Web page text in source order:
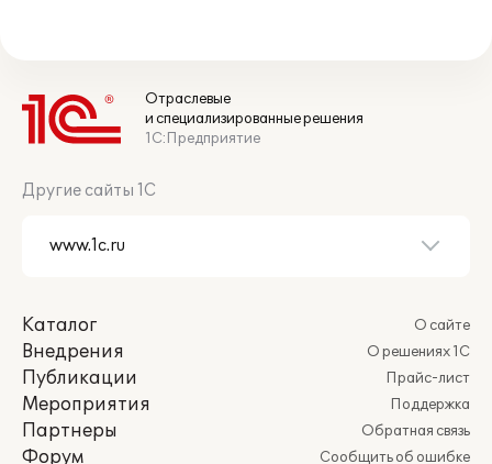
Отраслевые
и специализированные решения
1С:Предприятие
Другие сайты 1С
Каталог
Внедрения
Публикации
Мероприятия
Партнеры
Форум
О сайте
О решениях 1С
Прайс-лист
Поддержка
Обратная связь
Сообщить об ошибке